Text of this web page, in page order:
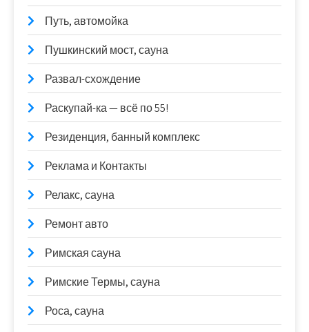
Путь, автомойка
Пушкинский мост, сауна
Развал-схождение
Раскупай-ка — всё по 55!
Резиденция, банный комплекс
Реклама и Контакты
Релакс, сауна
Ремонт авто
Римская сауна
Римские Термы, сауна
Роса, сауна